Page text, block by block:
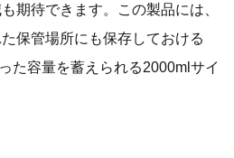
期待できます。この製品には、
保管場所にも保存しておける
た容量を蓄えられる2000mlサイ